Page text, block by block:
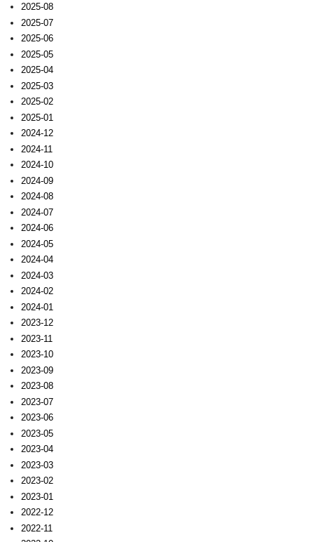
2025-08
2025-07
2025-06
2025-05
2025-04
2025-03
2025-02
2025-01
2024-12
2024-11
2024-10
2024-09
2024-08
2024-07
2024-06
2024-05
2024-04
2024-03
2024-02
2024-01
2023-12
2023-11
2023-10
2023-09
2023-08
2023-07
2023-06
2023-05
2023-04
2023-03
2023-02
2023-01
2022-12
2022-11